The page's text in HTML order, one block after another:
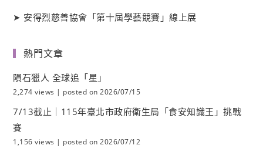
➤ 安得烈慈善協會「第十屆學藝競賽」線上展
熱門文章
隕石獵人 全球追「星」
2,274 views | posted on 2026/07/15
7/13截止｜115年臺北市政府衛生局「食安知識王」挑戰
賽
1,156 views | posted on 2026/07/12